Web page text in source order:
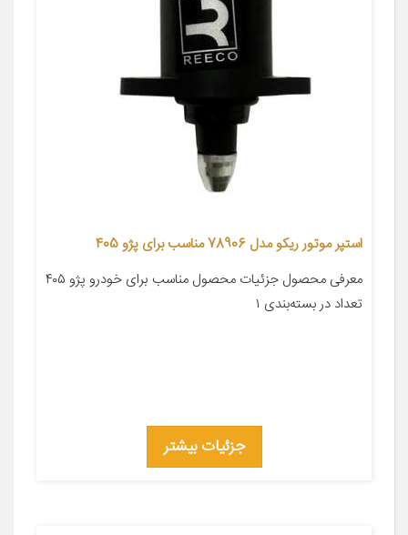
استپر موتور ریکو مدل 78906 مناسب برای پژو 405
معرفی محصول جزئیات محصول مناسب برای خودرو پژو ۴۰۵
تعداد در بسته‌بندی ۱
جزئیات بیشتر